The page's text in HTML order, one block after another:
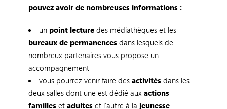
pouvez avoir de nombreuses informations :
un point lecturedes médiathèques et les
bureaux de permanencesdans lesquels de
nombreux partenaires vous propose un
accompagnement
vous pourrez venir faire des activités dans les
deux salles dont une est dédié aux actions
familleset adultes et l’autre à la jeunesse